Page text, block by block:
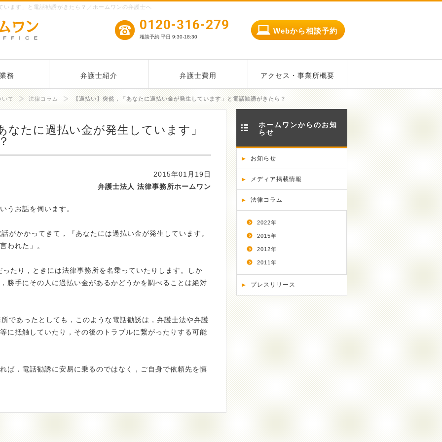
います」と電話勧誘がきたら？／ホームワンの弁護士へ
0120-316-279
相談予約 平日 9:30-18:30
Webから相談予約
務 弁護士紹介 弁護士費用 アクセス・事業所概要
いて 法律コラム 【過払い】突然，「あなたに過払い金が発生しています」と電話勧誘がきたら？
なたに過払い金が発生しています」
2015年01月19日
弁護士法人 法律事務所ホームワン
うお話を伺います。
がかかってきて，『あなたには過払い金が発生しています。
われた」。
たり，ときには法律事務所を名乗っていたりします。しか
勝手にその人に過払い金があるかどうかを調べることは絶対
であったとしても，このような電話勧誘は，弁護士法や弁護
に抵触していたり，その後のトラブルに繋がったりする可能
ば，電話勧誘に安易に乗るのではなく，ご自身で依頼先を慎
ホームワンからのお知
らせ
お知らせ
メディア掲載情報
法律コラム
2022年
2015年
2012年
2011年
プレスリリース